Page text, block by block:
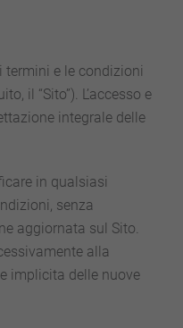
termini e le condizioni
il “Sito”). L’accesso e
integrale delle
in qualsiasi
senza
aggiornata sul Sito.
alla
implicita delle nuove